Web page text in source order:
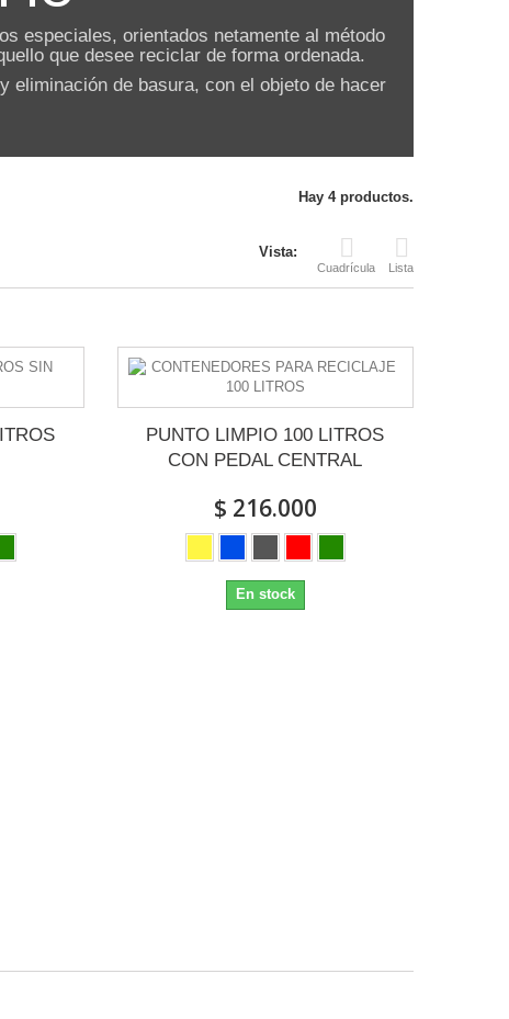
especiales, orientados netamente al método
que desee reciclar de forma ordenada.
eliminación de basura, con el objeto de hacer
Hay 4 productos.
Vista:
Cuadrícula Lista
PUNTO LIMPIO 100 LITROS
CON PEDAL CENTRAL
$ 216.000
En stock